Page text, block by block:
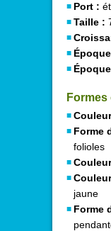
Port :
Taille :
Forme
folioles
jaune
Forme